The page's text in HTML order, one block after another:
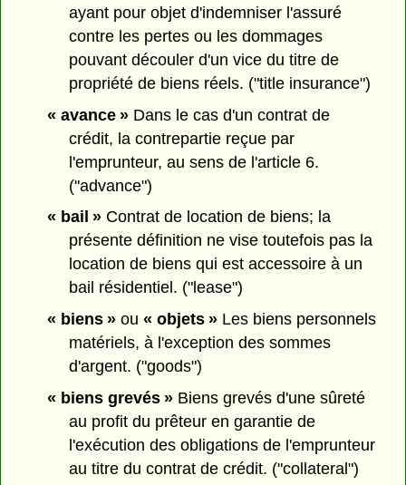
ayant pour objet d'indemniser l'assuré
contre les pertes ou les dommages
pouvant découler d'un vice du titre de
propriété de biens réels. ("title insurance")
« avance »Dans le cas d'un contrat de
crédit, la contrepartie reçue par
l'emprunteur, au sens de l'article 6.
("advance")
« bail »Contrat de location de biens; la
présente définition ne vise toutefois pas la
location de biens qui est accessoire à un
bail résidentiel. ("lease")
« biens »ou « objets »Les biens personnels
matériels, à l'exception des sommes
d'argent. ("goods")
« biens grevés »Biens grevés d'une sûreté
au profit du prêteur en garantie de
l'exécution des obligations de l'emprunteur
au titre du contrat de crédit. ("collateral")